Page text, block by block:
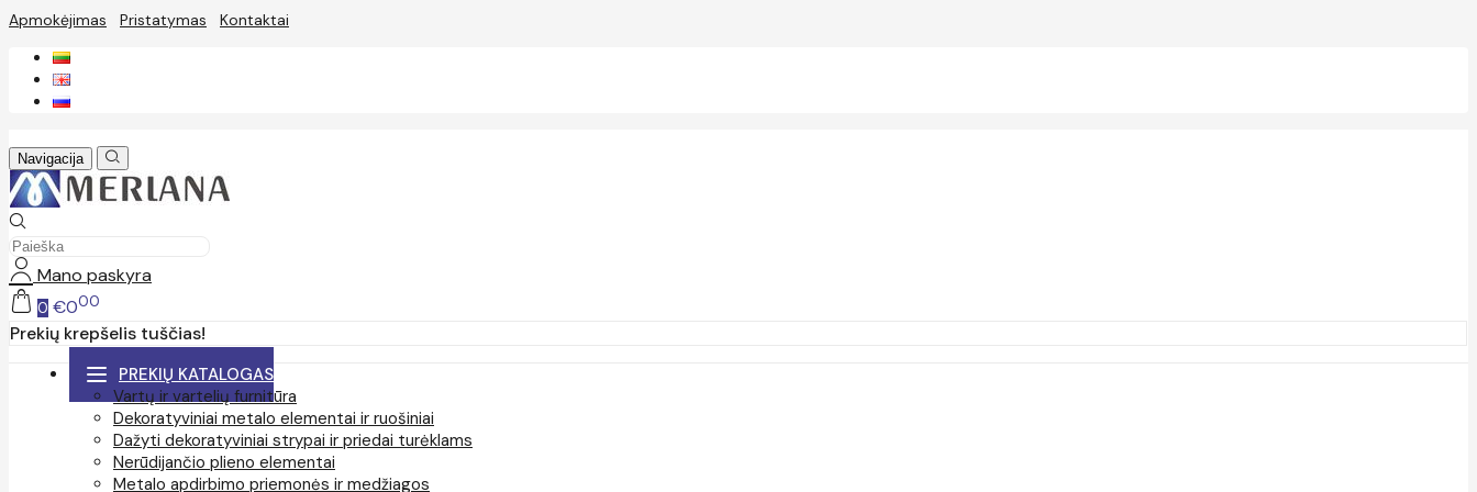
Apmokėjimas Pristatymas Kontaktai
Navigacija
Mano paskyra
0 €000
Prekių krepšelis tuščias!
PREKIŲ KATALOGAS
Vartų ir vartelių furnitūra
Dekoratyviniai metalo elementai ir ruošiniai
Dažyti dekoratyviniai strypai ir priedai turėklams
Nerūdijančio plieno elementai
Metalo apdirbimo priemonės ir medžiagos